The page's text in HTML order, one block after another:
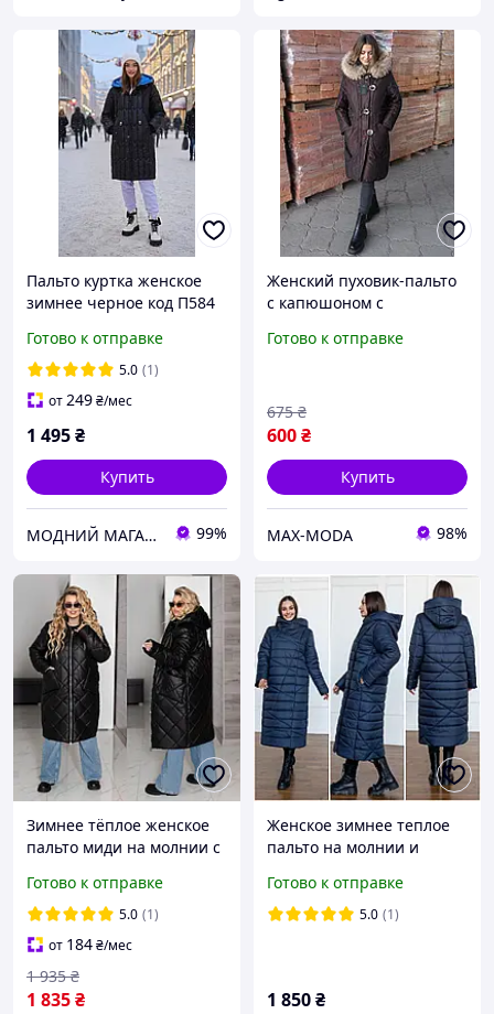
Пальто куртка женское
зимнее черное код П584
Готово к отправке
5.0 (1)
от249₴/мес
1 495₴
Купить
МОДНИЙ МАГАЗИН жіноче взуття, сумки, гаманці, біжутерія, купальники, рюкзаки, куртки жіночі 99%
Женский пуховик-пальто
с капюшоном с
Готово к отправке
600₴
675 ₴
Купить
MAX-MODA 98%
Зимнее тёплое женское
пальто миди на молнии с
Готово к отправке
5.0 (1)
от 184₴/мес
1 835₴
1 935 ₴
Женское зимнее теплое
пальто на молнии и
Больших размеров
женские пальта на зиму
Готово к отправке
5.0 (1)
1 850₴